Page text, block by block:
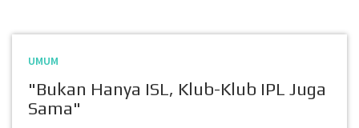
UMUM
"Bukan Hanya ISL, Klub-Klub IPL Juga
Sama"